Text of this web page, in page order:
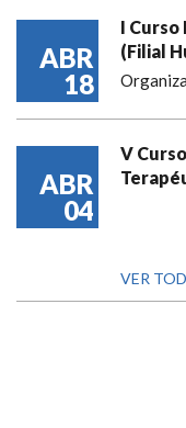
ABR
18
I Curso
(Filial
ABR
04
V
VER